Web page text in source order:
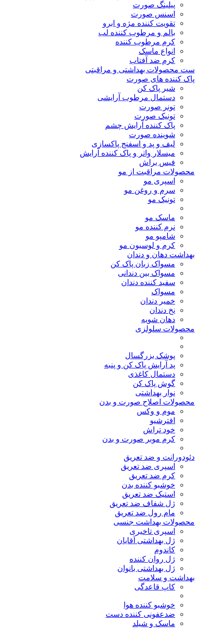
پیلینگ صورت
اسنس صورت
تقویت کننده مژه و ابرو
بالم و مرطوب کننده لب
کرم مرطوب کننده
انواع ماسک
کرم ضد آفتاب
ست محصولات بهداشتی و مراقبتی
پاک کننده های صورت
شیر پاک کن
دستمال مرطوب آرایشی
تونر صورت
تونیک صورت
پاک کننده آرایش چشم
شوینده صورت
لیف و پد و اسفنج پاکسازی
میسلار واتر و پاک کننده آرایش
فیس براش
محصولات مراقبت از مو
اسپری مو
سرم و روغن مو
تونیک مو
ماسک مو
نرم کننده مو
شامپو مو
کرم و لوسیون مو
بهداشت دهان و دندان
مسواک زبان پاک کن
مسواک بین دندانی
سفید کننده دندان
مسواک
خمیر دندان
نخ دندان
دهان شویه
محصولات سلولزی
پوشک بزرگسال
پد آرایش پاک کن و پنبه
دستمال کاغذی
گوش پاک کن
نوار بهداشتی
محصولات اصلاح صورت و بدن
موم و وکس
افترشیو
خود تراش
کرم موبر صورت و بدن
دئودورانت و ضد تعریق
اسپری ضد تعریق
کرم ضد تعریق
خوشبو کننده بدن
استیک ضد تعریق
ژل شفاف ضد تعریق
مام رول ضد تعریق
محصولات بهداشت جنسی
اسپری تاخیری
ژل بهداشتی آقایان
کاندوم
ژل روان کننده
ژل بهداشتی بانوان
بهداشت و سلامت
کاپ قاعدگی
خوشبو کننده هوا
ضدعفونی کننده دست
ماسک و شیلد